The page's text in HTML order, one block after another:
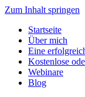
Zum Inhalt springen
Startseite
Über mich
Eine
Kostenlose
Webinare
Blog